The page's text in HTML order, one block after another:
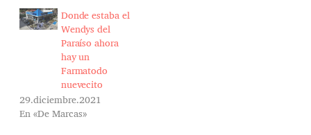
Donde estaba el
Wendys del
Paraíso ahora
hay un
Farmatodo
nuevecito
29.diciembre.2021
En «De Marcas»